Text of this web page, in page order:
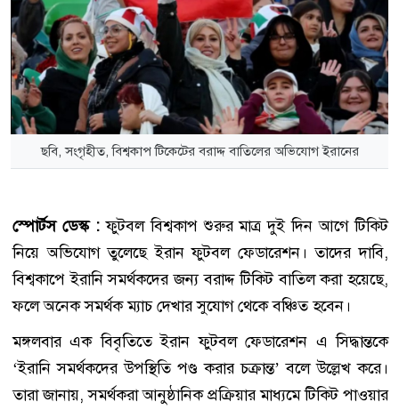
ছবি, সংগৃহীত, বিশ্বকাপ টিকেটের বরাদ্দ বাতিলের অভিযোগ ইরানের
স্পোর্টস ডেস্ক :ফুটবল বিশ্বকাপ শুরুর মাত্র দুই দিন আগে টিকিট
নিয়ে অভিযোগ তুলেছে ইরান ফুটবল ফেডারেশন। তাদের দাবি,
বিশ্বকাপে ইরানি সমর্থকদের জন্য বরাদ্দ টিকিট বাতিল করা হয়েছে,
ফলে অনেক সমর্থক ম্যাচ দেখার সুযোগ থেকে বঞ্চিত হবেন।
মঙ্গলবার এক বিবৃতিতে ইরান ফুটবল ফেডারেশন এ সিদ্ধান্তকে
‘ইরানি সমর্থকদের উপস্থিতি পণ্ড করার চক্রান্ত’ বলে উল্লেখ করে।
তারা জানায়, সমর্থকরা আনুষ্ঠানিক প্রক্রিয়ার মাধ্যমে টিকিট পাওয়ার